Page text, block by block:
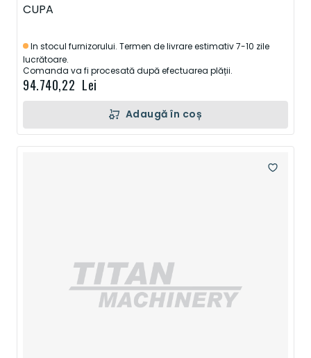
CUPA
In stocul furnizorului. Termen de livrare estimativ 7-10 zile
lucrătoare.
Comanda va fi procesată după efectuarea plății.
94.740,22 Lei
Adaugă în coș